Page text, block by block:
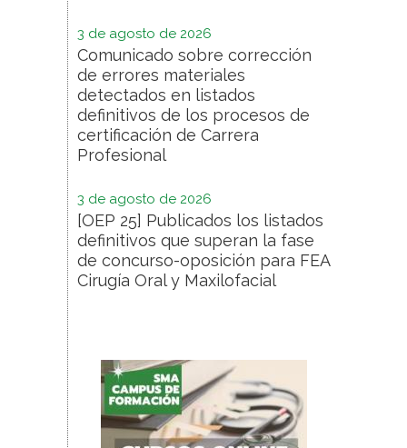
3 de agosto de 2026
Comunicado sobre corrección
de errores materiales
detectados en listados
definitivos de los procesos de
certificación de Carrera
Profesional
3 de agosto de 2026
[OEP 25] Publicados los listados
definitivos que superan la fase
de concurso-oposición para FEA
Cirugía Oral y Maxilofacial